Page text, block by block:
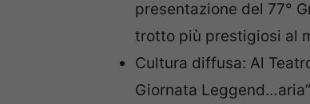
presentazione del 77°
trotto più prestigiosi al
Cultura diffusa: Al
Giornata